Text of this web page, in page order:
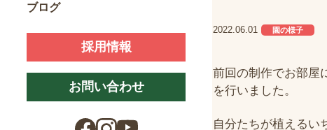
ブログ
採用情報
お問い合わせ
2022.06.01 園の様子
前回の制作でお部屋
を行いました。
自分たちが植えるい